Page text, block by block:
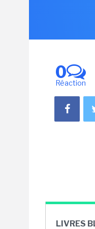
0
Réaction
LIVRES